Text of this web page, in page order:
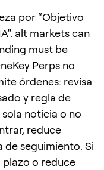
por “Objetivo
alt markets can
must be
Perps no
órdenes: revisa
y regla de
sola noticia o no
reduce
de seguimiento. Si
plazo o reduce